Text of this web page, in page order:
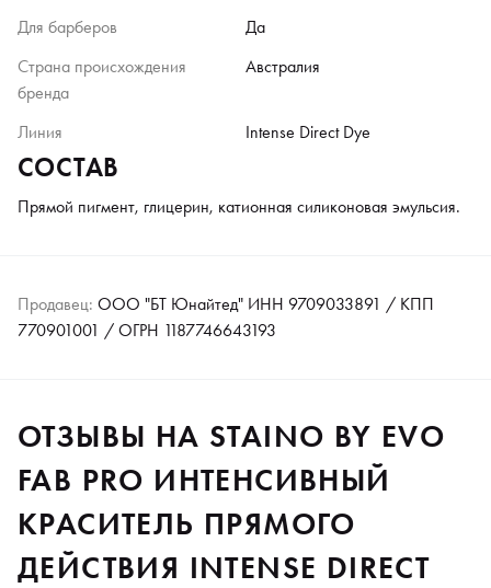
Для барберов
Да
Страна происхождения
бренда
Австралия
Линия Intense Direct Dye
СОСТАВ
Прямой пигмент, глицерин, катионная силиконовая эмульсия.
Продавец: ООО "БТ Юнайтед" ИНН 9709033891 / КПП
770901001 / ОГРН 1187746643193
ОТЗЫВЫ НА STAINO BY EVO
FAB PRO ИНТЕНСИВНЫЙ
КРАСИТЕЛЬ ПРЯМОГО
ДЕЙСТВИЯ INTENSE DIRECT